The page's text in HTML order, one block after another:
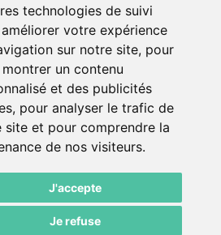
technologies de suivi
votre expérience
sur notre site, pour
un contenu
et des publicités
pour analyser le trafic de
site et pour comprendre la
de nos visiteurs.
J'accepte
Je refuse
725 03 03
05 05
Neuchâtel